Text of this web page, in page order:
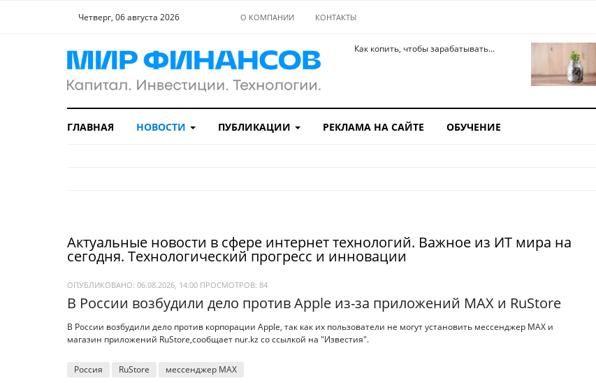
Четверг, 06 августа 2026 О КОМПАНИИ КОНТАКТЫ
Как копить, чтобы зарабатывать...
ГЛАВНАЯ НОВОСТИ ПУБЛИКАЦИИ РЕКЛАМА НА САЙТЕ ОБУЧЕНИЕ
Актуальные новости в сфере интернет технологий. Важное из ИТ мира на
сегодня. Технологический прогресс и инновации
ОПУБЛИКОВАНО: 06.08.2026, 14:00 ПРОСМОТРОВ: 84
В России возбудили дело против Apple из-за приложений MAX и RuStore
В России возбудили дело против корпорации Apple, так как их пользователи не могут установить мессенджер MАХ и
магазин приложений RuStore,сообщает nur.kz со ссылкой на "Известия".
Россия RuStore мессенджер MАХ